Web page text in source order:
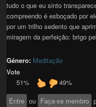
tudo o que eu sinto
compreendo é esboçado por
por um trilho sedento que
miragem da perfeição: brigo
Género: Meditação
Vote
51%
49%
Entre ou Faça-se membro